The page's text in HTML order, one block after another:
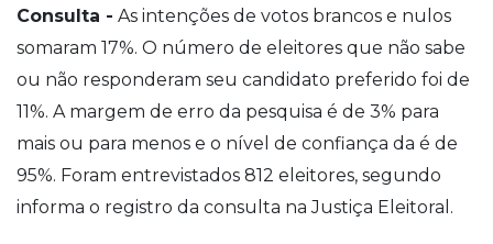
Consulta - As intenções de votos brancos e nulos
somaram 17%. O número de eleitores que não sabe
ou não responderam seu candidato preferido foi de
11%. A margem de erro da pesquisa é de 3% para
mais ou para menos e o nível de confiança da é de
95%. Foram entrevistados 812 eleitores, segundo
informa o registro da consulta na Justiça Eleitoral.